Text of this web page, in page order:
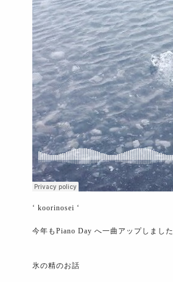
‘ koorinosei ‘
今年もPiano Day​ へ一曲アップしました
氷の精のお話